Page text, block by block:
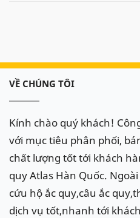
Ắc quy của xe Range
phải bền vĩnh cửu mà có
gian thường hay phải thay
thời tiết lạnh hoặc khi gặp
như đề tạch tạch, đèn báo
đồng hồ taplo, đề xe thấy
nháy mới nổ được xe,..
VỀ CHÚNG TÔI
Kính chào quý khách!
với mục tiêu phân phối,
chất lượng tốt tới khách
quy Atlas Hàn Quốc.
cứu hộ ắc quy,câu ắc
dịch vụ tốt,nhanh tới